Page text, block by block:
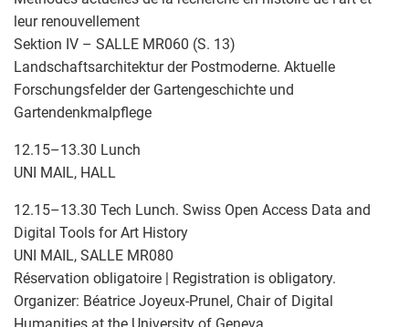
leur renouvellement
Sektion IV – SALLE MR060 (S. 13)
Landschaftsarchitektur der Postmoderne. Aktuelle
Forschungsfelder der Gartengeschichte und
Gartendenkmalpflege
12.15–13.30 Lunch
UNI MAIL, HALL
12.15–13.30 Tech Lunch. Swiss Open Access Data and
Digital Tools for Art History
UNI MAIL, SALLE MR080
Réservation obligatoire | Registration is obligatory.
Organizer: Béatrice Joyeux-Prunel, Chair of Digital